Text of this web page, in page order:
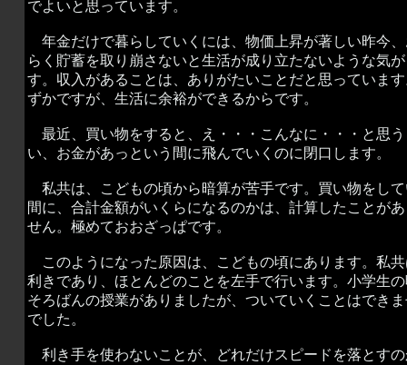
でよいと思っています。
年金だけで暮らしていくには、物価上昇が著しい昨今
らく貯蓄を取り崩さないと生活が成り立たないような気
す。収入があることは、ありがたいことだと思っていま
ずかですが、生活に余裕ができるからです。
最近、買い物をすると、え・・・こんなに・・・と思
い、お金があっという間に飛んでいくのに閉口します。
私共は、こどもの頃から暗算が苦手です。買い物をし
間に、合計金額がいくらになるのかは、計算したことが
せん。極めておおざっぱです。
このようになった原因は、こどもの頃にあります。私
利きであり、ほとんどのことを左手で行います。小学生
そろばんの授業がありましたが、ついていくことはでき
でした。
利き手を使わないことが、どれだけスピードを落とす